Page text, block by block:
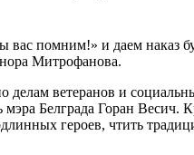
вас помним!» и даем
Митрофанова.
делам ветеранов и
Белграда Горан
героев, чтить